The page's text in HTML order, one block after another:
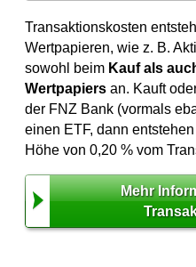
Transaktionskosten
Wertpapieren, wie z. B.
sowohl beim Kauf als
Wertpapiers an. Kauft
der FNZ Bank (vormals
einen ETF, dann
Höhe von 0,20 % vom
Mehr